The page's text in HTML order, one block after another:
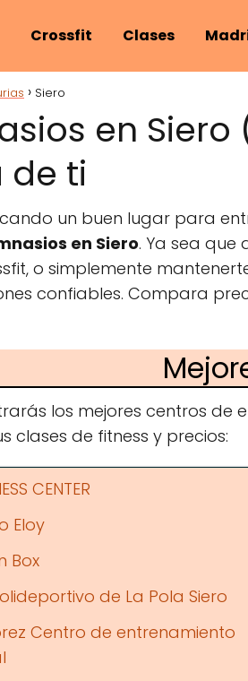
Crossfit Clases
Siero
en
de ti
un buen lugar para
en Siero. Ya sea que
o simplemente
confiables. Compara
los mejores centros de
clases de fitness y precios:
CENTER
Eloy
Box
de La Pola Siero
Centro de entrenamiento